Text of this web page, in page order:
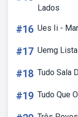
Lados
#16 Ues Ii -
#17 Uemg
#18 Tudo Sala
#19 Tudo Que